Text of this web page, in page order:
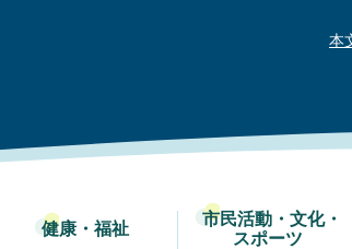
本
健康・福祉
市民活動・文化・
スポーツ